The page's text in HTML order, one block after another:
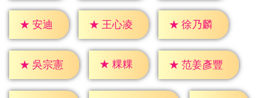
★ 安迪 ★ 王心凌 ★ 徐乃麟
★ 吳宗憲 ★ 粿粿 ★ 范姜彥豐